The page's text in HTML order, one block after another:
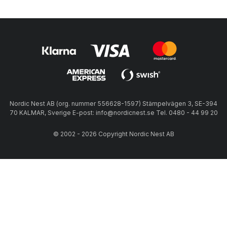
Nordic Nest AB (org. nummer 556628-1597) Stämpelvägen 3, SE-394
70 KALMAR, Sverige E-post: info@nordicnest.se Tel. 0480 - 44 99 20
© 2002 - 2026 Copyright Nordic Nest AB